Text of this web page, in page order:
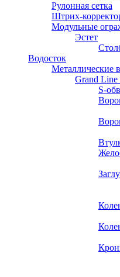
Рулонная сетка
Штрих-
Модульные
Эстет
Водосток
Металлические
Grand Line
S-